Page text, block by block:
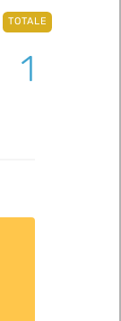
TOTALE
1